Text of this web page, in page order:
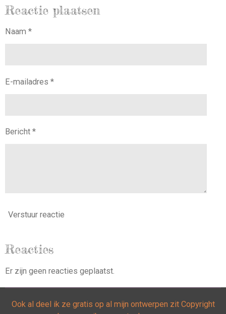
Reactie plaatsen
Naam *
E-mailadres *
Bericht *
Verstuur reactie
Reacties
Er zijn geen reacties geplaatst.
Ook al deel ik ze gratis op al mijn ontwerpen zit Copyright